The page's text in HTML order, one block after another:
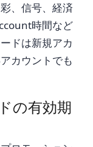
、信号、経済
時間など
ドは新規アカ
カウントでも
の有効期